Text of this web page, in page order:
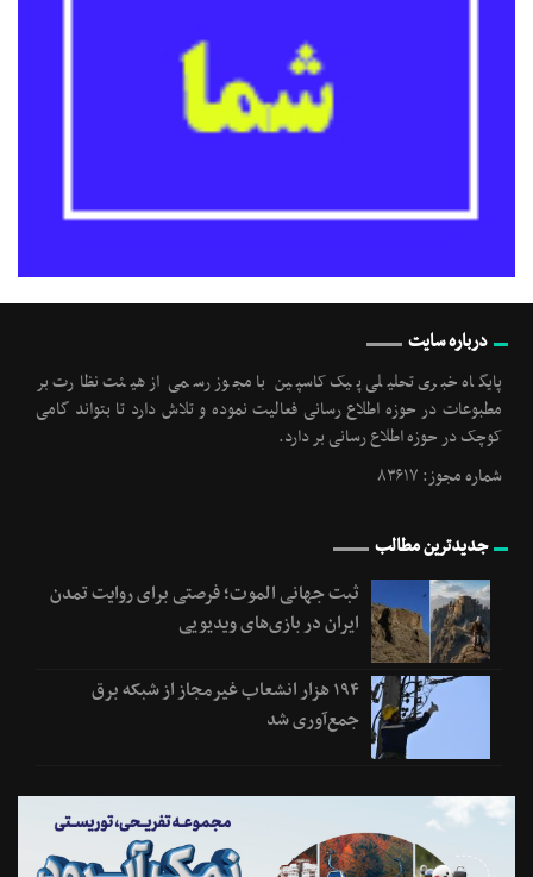
درباره سایت
پایگاه خبری تحلیلی پیک کاسپین با مجوز رسمی از هیئت نظارت بر
مطبوعات در حوزه اطلاع رسانی فعالیت نموده و تلاش دارد تا بتواند گامی
کوچک در حوزه اطلاع رسانی بر دارد.
شماره مجوز: ۸۳۶۱۷
جدیدترین مطالب
ثبت جهانی الموت؛ فرصتی برای روایت تمدن
ایران در بازی‌های ویدیویی
۱۹۴ هزار انشعاب غیرمجاز از شبکه برق
جمع‌آوری شد